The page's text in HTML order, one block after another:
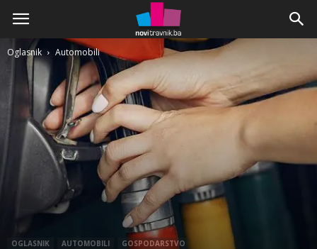
Oglasnik Automobili
OGLASNIK AUTOMOBILI GOSPODARSTVO